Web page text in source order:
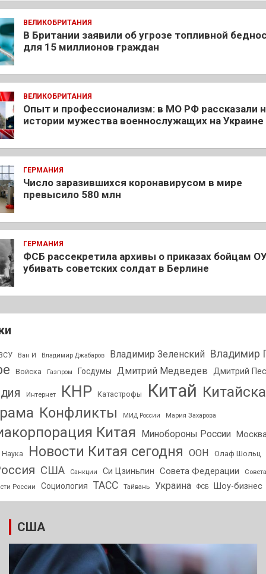
ВЕЛИКОБРИТАНИЯ
В Британии заявили об угрозе топливной
для 15 миллионов граждан
ВЕЛИКОБРИТАНИЯ
Опыт и профессионализм: в МО РФ рассказали
истории мужества военнослужащих на Украине
ГЕРМАНИЯ
Число заразившихся коронавирусом в мире
превысило 580 млн
ГЕРМАНИЯ
ФСБ рассекретила архивы о приказах бойцам
убивать советских солдат в Берлине
Ван И Владимир Джабаров Владимир Зеленский Владимир
Войска Газпром Госдумы Дмитрий Медведев Дмитрий
Интернет КНР Катастрофы Китай
Конфликты МИД России Мария Захарова
Китая Минобороны России
Наука Новости Китая сегодня ООН Олаф Шольц
США Санкции Си Цзиньпин Совета Федерации
Совета
России
Социология ТАСС Тайвань Украина ФСБ Шоу-бизнес
США